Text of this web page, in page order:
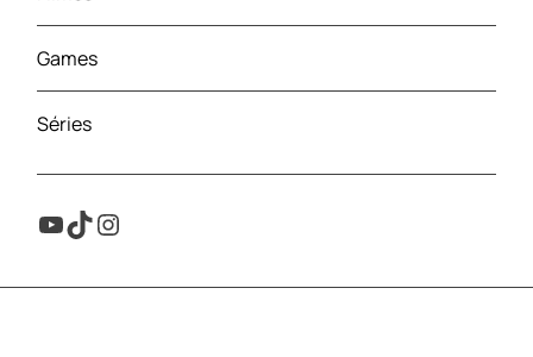
Games
Séries
Youtube TikTok Instagram